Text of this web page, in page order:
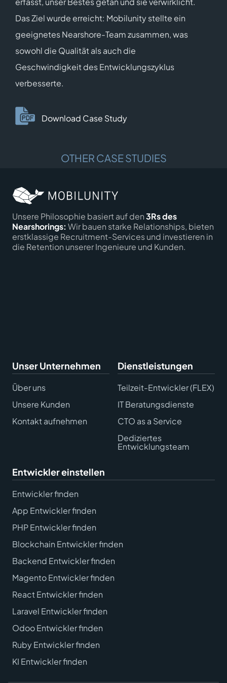
Das Ziel wurde erreicht: Mobilunity stellte ein
geeignetes Nearshore-Team zusammen, was
sowohl die Qualität als auch die
Geschwindigkeit des Entwicklungszyklus
verbesserte.
Download Case Study
OTHER CASE STUDIES
Unsere Philosophie basiert auf den3Rs des
Nearshorings: Wir bauen starke Relationships, bieten
erstklassige Recruitment-Services und investieren in
die Retention unserer Ingenieure und Kunden.
Unser Unternehmen
Über uns
Unsere Kunden
Kontakt aufnehmen
Dienstleistungen
Teilzeit-Entwickler (FLEX)
IT Beratungsdienste
CTO as a Service
Dediziertes
Entwicklungsteam
Entwickler einstellen
Entwickler finden
App Entwickler finden
PHP Entwickler finden
Blockchain Entwickler finden
Backend Entwickler finden
Magento Entwickler finden
React Entwickler finden
Laravel Entwickler finden
Odoo Entwickler finden
Ruby Entwickler finden
KI Entwickler finden